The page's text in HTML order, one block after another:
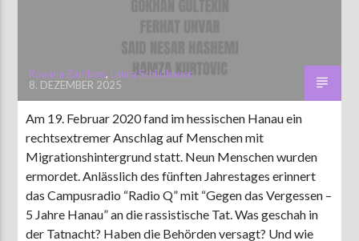
Roxana Zambon, Laura Schildheuer
8. DEZEMBER 2025
Am 19. Februar 2020 fand im hessischen Hanau ein
rechtsextremer Anschlag auf Menschen mit
Migrationshintergrund statt. Neun Menschen wurden
ermordet. Anlässlich des fünften Jahrestages erinnert
das Campusradio “Radio Q” mit “Gegen das Vergessen –
5 Jahre Hanau” an die rassistische Tat. Was geschah in
der Tatnacht? Haben die Behörden versagt? Und wie